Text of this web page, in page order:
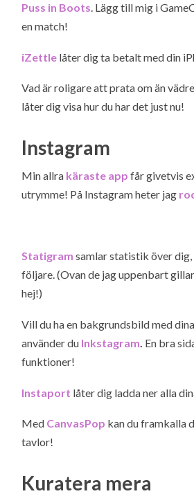
Puss in Boots. Lägg till mig i
en match!
iZettle låter dig ta betalt med din
Vad är roligare att prata om än
låter dig visa hur du har det just nu!
Instagram
Min allra käraste app får givetvis
utrymme! På Instagram heter jag
Statigram samlar statistik över
följare. (Ovan de jag uppenbart
hej!)
Vill du ha en bakgrundsbild med
använder du Inkstagram. En bra
funktioner!
Instaport låter dig ladda ner alla
Med CanvasPop kan du framkalla
tavlor!
Kuratera mera